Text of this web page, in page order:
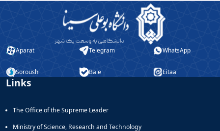
Aparat Telegram WhatsApp
Soroush Bale Eitaa
Links
The Office of the Supreme Leader
Ministry of Science, Research and Technology